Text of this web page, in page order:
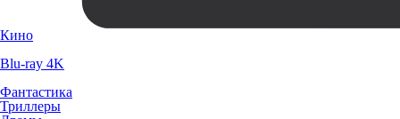
Кино
Blu-ray 4K
Фантастика
Триллеры